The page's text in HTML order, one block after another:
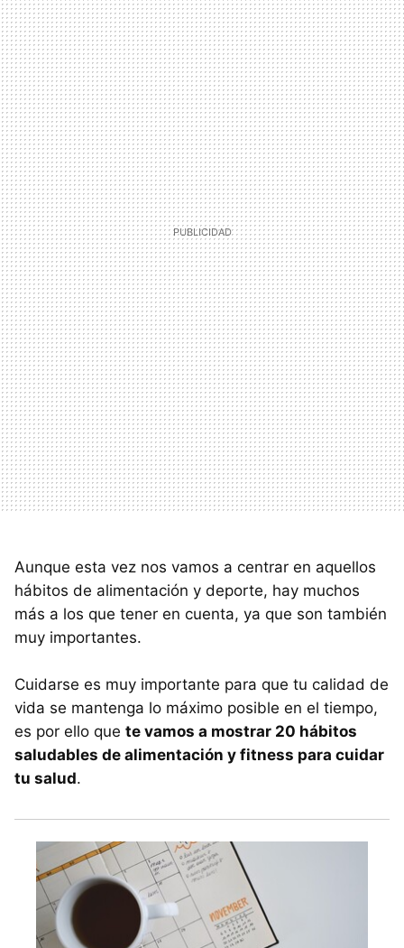
Aunque esta vez nos vamos a centrar en aquellos
hábitos de alimentación y deporte, hay muchos
más a los que tener en cuenta, ya que son también
muy importantes.
Cuidarse es muy importante para que tu calidad de
vida se mantenga lo máximo posible en el tiempo,
es por ello que te vamos a mostrar 20 hábitos
saludables de alimentación y fitness para cuidar
tu salud.